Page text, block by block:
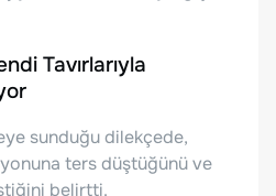
Tavırlarıyla
sunduğu dilekçede,
ters düştüğünü ve
belirtti.